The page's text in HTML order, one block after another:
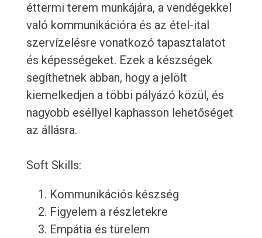
éttermi terem munkájára, a vendégekkel
való kommunikációra és az étel-ital
szervízelésre vonatkozó tapasztalatot
és képességeket. Ezek a készségek
segíthetnek abban, hogy a jelölt
kiemelkedjen a többi pályázó közül, és
nagyobb eséllyel kaphasson lehetőséget
az állásra.
Soft Skills:
Kommunikációs készség
Figyelem a részletekre
Empátia és türelem